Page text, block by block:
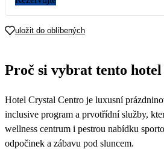
19 959
uložit do oblíbených
Proč si vybrat tento hotel
Hotel Crystal Centro je luxusní
inclusive program a prvotřídní služby,
wellness centrum i pestrou nabídku
odpočinek a zábavu pod sluncem.